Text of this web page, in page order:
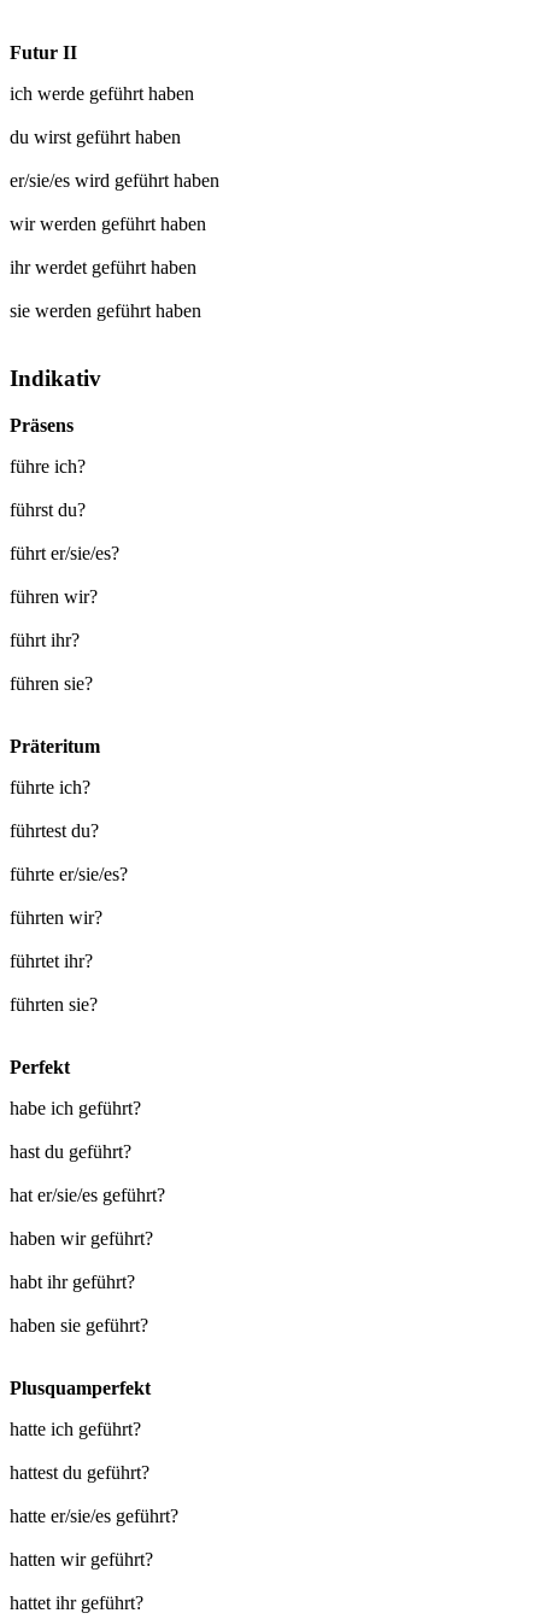
Futur II
ich werde geführt haben
du wirst geführt haben
er/sie/es wird geführt haben
wir werden geführt haben
ihr werdet geführt haben
sie werden geführt haben
Indikativ
Präsens
führe ich?
führst du?
führt er/sie/es?
führen wir?
führt ihr?
führen sie?
Präteritum
führte ich?
führtest du?
führte er/sie/es?
führten wir?
führtet ihr?
führten sie?
Perfekt
habe ich geführt?
hast du geführt?
hat er/sie/es geführt?
haben wir geführt?
habt ihr geführt?
haben sie geführt?
Plusquamperfekt
hatte ich geführt?
hattest du geführt?
hatte er/sie/es geführt?
hatten wir geführt?
hattet ihr geführt?